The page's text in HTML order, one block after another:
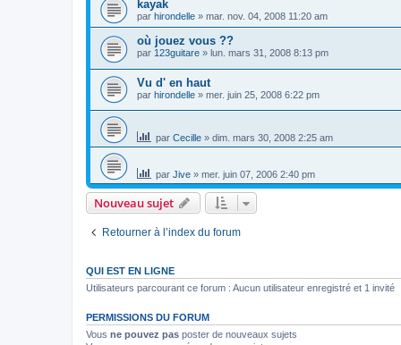
kayak
par hirondelle » mar. nov. 04, 2008 11:20 am
où jouez vous ??
par 123guitare » lun. mars 31, 2008 8:13 pm
Vu d' en haut
par hirondelle » mer. juin 25, 2008 6:22 pm
par Cecille » dim. mars 30, 2008 2:25 am
par Jive » mer. juin 07, 2006 2:40 pm
Nouveau sujet
Retourner à l’index du forum
QUI EST EN LIGNE
Utilisateurs parcourant ce forum : Aucun utilisateur enregistré et 1 invité
PERMISSIONS DU FORUM
Vous ne pouvez pas poster de nouveaux sujets